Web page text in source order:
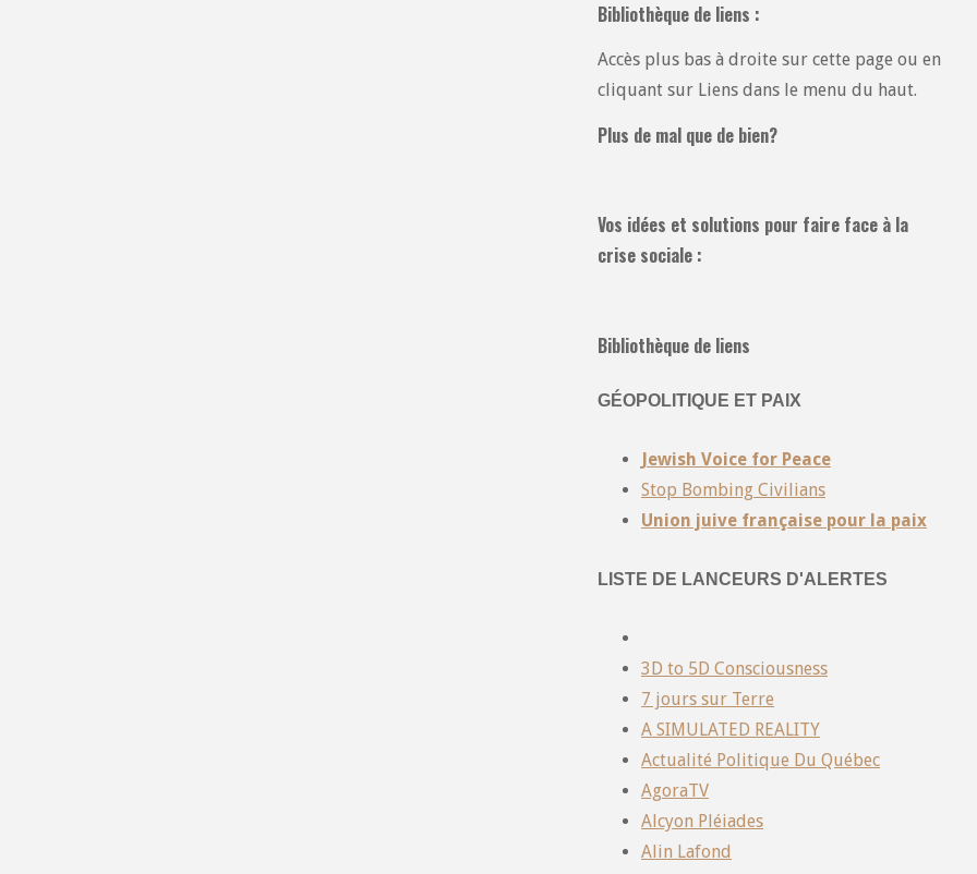
Bibliothèque de liens :
Accès plus bas à droite sur cette page ou en
cliquant sur Liens dans le menu du haut.
Plus de mal que de bien?
Vos idées et solutions pour faire face à la
crise sociale :
Bibliothèque de liens
GÉOPOLITIQUE ET PAIX
Jewish Voice for Peace
Stop Bombing Civilians
Union juive française pour la paix
LISTE DE LANCEURS D'ALERTES
3D to 5D Consciousness
7 jours sur Terre
A SIMULATED REALITY
Actualité Politique Du Québec
AgoraTV
Alcyon Pléiades
Alin Lafond